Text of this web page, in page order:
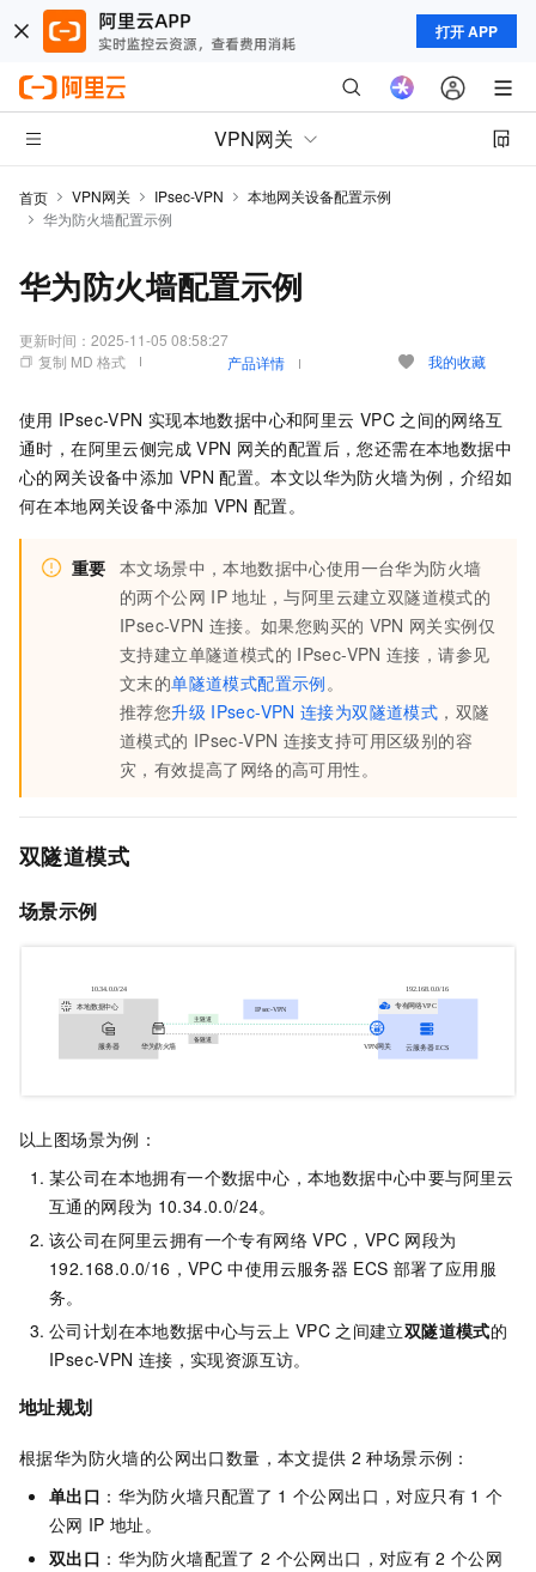
打开 APP
VPN网关
首页 VPN网关 IPsec-VPN
本地网关设备配置示例
华为防火墙配置示例
华为防火墙配置示例
更新时间： 2025-11-05 08:58:27
复制 MD 格式
产品详情 我的收藏
使用 IPsec-VPN 实现本地数据中心和阿里云 VPC 之间的网络互
通时，在阿里云侧完成 VPN 网关的配置后，您还需在本地数据中
心的网关设备中添加 VPN 配置。本文以华为防火墙为例，介绍如
何在本地网关设备中添加 VPN 配置。
重要 本文场景中，本地数据中心使用一台华为防火墙
的两个公网 IP 地址，与阿里云建立双隧道模式的
IPsec-VPN 连接。如果您购买的 VPN 网关实例仅
支持建立单隧道模式的 IPsec-VPN 连接，请参见
文末的单隧道模式配置示例。
推荐您升级 IPsec-VPN 连接为双隧道模式 ，双隧
道模式的 IPsec-VPN 连接支持可用区级别的容
灾，有效提高了网络的高可用性。
双隧道模式
场景示例
以上图场景为例：
某公司在本地拥有一个数据中心，本地数据中心中要与阿里云
互通的网段为 10.34.0.0/24。
该公司在阿里云拥有一个专有网络 VPC，VPC 网段为
192.168.0.0/16，VPC 中使用云服务器 ECS 部署了应用服
务。
公司计划在本地数据中心与云上 VPC 之间建立双隧道模式的
IPsec-VPN 连接，实现资源互访。
地址规划
根据华为防火墙的公网出口数量，本文提供 2 种场景示例：
单出口 ：华为防火墙只配置了 1 个公网出口，对应只有 1 个
公网 IP 地址。
双出口 ：华为防火墙配置了 2 个公网出口，对应有 2 个公网